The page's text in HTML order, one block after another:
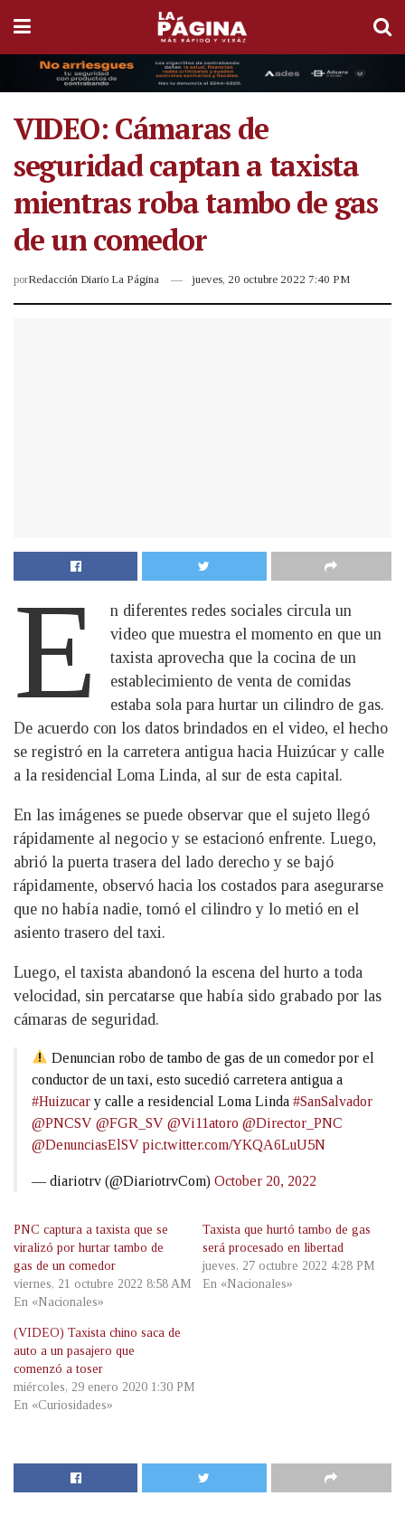
VIDEO: Cámaras de
seguridad captan a taxista
mientras roba tambo de gas
de un comedor
porRedacción Diario La Página jueves, 20 octubre 2022 7:40 PM
E
n diferentes redes sociales circula un
video que muestra el momento en que un
taxista aprovecha que la cocina de un
establecimiento de venta de comidas
estaba sola para hurtar un cilindro de gas.
De acuerdo con los datos brindados en el video, el hecho
se registró en la carretera antigua hacia Huizúcar y calle
a la residencial Loma Linda, al sur de esta capital.
En las imágenes se puede observar que el sujeto llegó
rápidamente al negocio y se estacionó enfrente. Luego,
abrió la puerta trasera del lado derecho y se bajó
rápidamente, observó hacia los costados para asegurarse
que no había nadie, tomó el cilindro y lo metió en el
asiento trasero del taxi.
Luego, el taxista abandonó la escena del hurto a toda
velocidad, sin percatarse que había sido grabado por las
cámaras de seguridad.
Denuncian robo de tambo de gas de un comedor por el
conductor de un taxi, esto sucedió carretera antigua a
#Huizucar y calle a residencial Loma Linda #SanSalvador
@PNCSV @FGR_SV @Vi11atoro @Director_PNC
@DenunciasElSV pic.twitter.com/YKQA6LuU5N
— diariotrv (@DiariotrvCom) October 20, 2022
PNC captura a taxista que se
viralizó por hurtar tambo de
gas de un comedor
viernes, 21 octubre 2022 8:58 AM
En «Nacionales»
Taxista que hurtó tambo de gas
será procesado en libertad
jueves, 27 octubre 2022 4:28 PM
En «Nacionales»
(VIDEO) Taxista chino saca de
auto a un pasajero que
comenzó a toser
miércoles, 29 enero 2020 1:30 PM
En «Curiosidades»